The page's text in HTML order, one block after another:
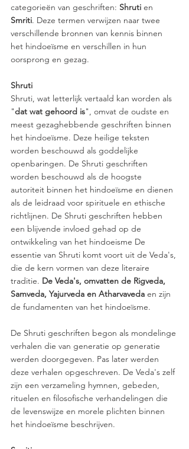
categorieën van geschriften: Shruti en
Smriti. Deze termen verwijzen naar twee
verschillende bronnen van kennis binnen
het hindoeïsme en verschillen in hun
oorsprong en gezag.
Shruti
Shruti, wat letterlijk vertaald kan worden als
"dat wat gehoord is", omvat de oudste en
meest gezaghebbende geschriften binnen
het hindoeïsme. Deze heilige teksten
worden beschouwd als goddelijke
openbaringen. De Shruti geschriften
worden beschouwd als de hoogste
autoriteit binnen het hindoeïsme en dienen
als de leidraad voor spirituele en ethische
richtlijnen. De Shruti geschriften hebben
een blijvende invloed gehad op de
ontwikkeling van het hindoeisme De
essentie van Shruti komt voort uit de Veda's,
die de kern vormen van deze literaire
traditie. De Veda's, omvatten de Rigveda,
Samveda, Yajurveda en Atharvaveda en zijn
de fundamenten van het hindoeïsme.
De Shruti geschriften begon als mondelinge
verhalen die van generatie op generatie
werden doorgegeven. Pas later werden
deze verhalen opgeschreven. De Veda's zelf
zijn een verzameling hymnen, gebeden,
rituelen en filosofische verhandelingen die
de levenswijze en morele plichten binnen
het hindoeïsme beschrijven.